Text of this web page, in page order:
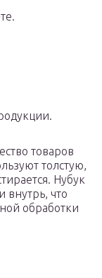
товаров
толстую,
Нубук
внутрь, что
обработки